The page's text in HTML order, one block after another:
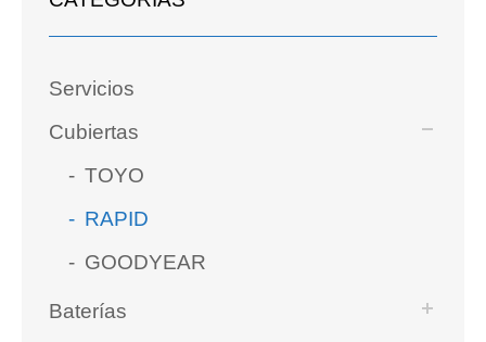
Servicios
Cubiertas
TOYO
RAPID
GOODYEAR
Baterías